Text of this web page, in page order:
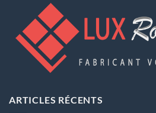
ARTICLES RÉCENTS